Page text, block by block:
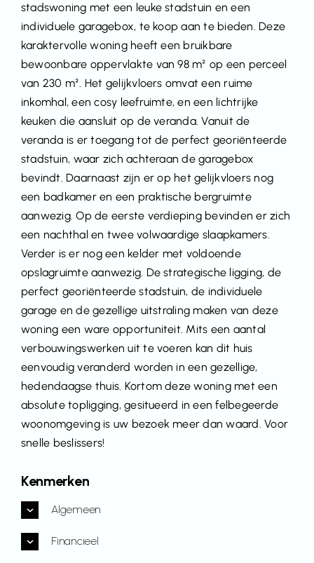
stadswoning met een leuke stadstuin en een
individuele garagebox, te koop aan te bieden. Deze
karaktervolle woning heeft een bruikbare
bewoonbare oppervlakte van 98 m² op een perceel
van 230 m². Het gelijkvloers omvat een ruime
inkomhal, een cosy leefruimte, en een lichtrijke
keuken die aansluit op de veranda. Vanuit de
veranda is er toegang tot de perfect georiënteerde
stadstuin, waar zich achteraan de garagebox
bevindt. Daarnaast zijn er op het gelijkvloers nog
een badkamer en een praktische bergruimte
aanwezig. Op de eerste verdieping bevinden er zich
een nachthal en twee volwaardige slaapkamers.
Verder is er nog een kelder met voldoende
opslagruimte aanwezig. De strategische ligging, de
perfect georiënteerde stadstuin, de individuele
garage en de gezellige uitstraling maken van deze
woning een ware opportuniteit. Mits een aantal
verbouwingswerken uit te voeren kan dit huis
eenvoudig veranderd worden in een gezellige,
hedendaagse thuis. Kortom deze woning met een
absolute topligging, gesitueerd in een felbegeerde
woonomgeving is uw bezoek meer dan waard. Voor
snelle beslissers!
Kenmerken
Algemeen
Financieel